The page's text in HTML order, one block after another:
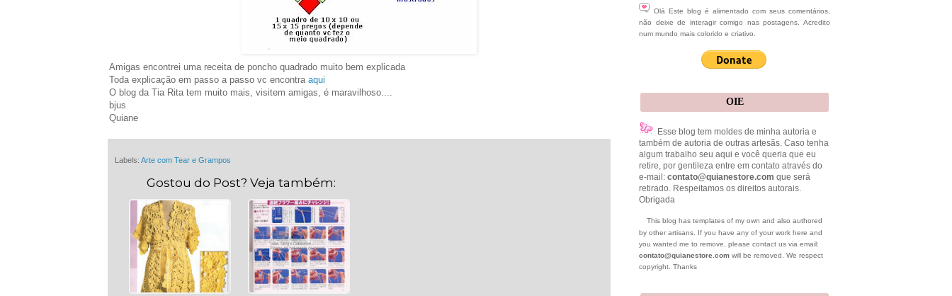
Amigas encontrei uma receita de poncho quadrado muito bem explicada
Toda explicação em passo a passo vc encontra aqui
O blog da Tia Rita tem muito mais, visitem amigas, é maravilhoso....
bjus
Quiane
Labels: Arte com Tear e Grampos
Gostou do Post? Veja também:
Olá Este blog é alimentado com seus comentários,
não deixe de interagir comigo nas postagens. Acredito
num mundo mais colorido e criativo.
OIE
Esse blog tem moldes de minha autoria e
também de autoria de outras artesãs. Caso tenha
algum trabalho seu aqui e você queria que eu
retire, por gentileza entre em contato através do
e-mail: contato@quianestore.com que será
retirado. Respeitamos os direitos autorais.
Obrigada
This blog has templates of my own and also authored
by other artisans. If you have any of your work here and
you wanted me to remove, please contact us via email:
contato@quianestore.com will be removed. We respect
copyright. Thanks